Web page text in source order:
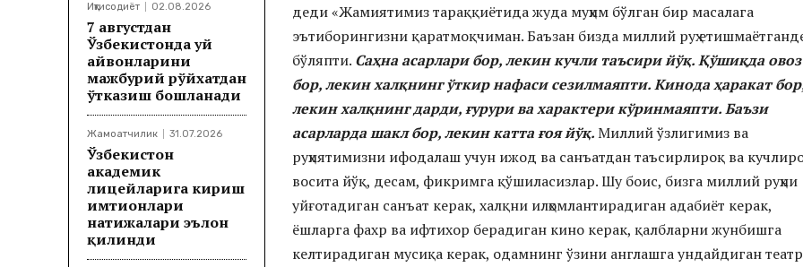
Иқтисодиёт 02.08.2026
7 августдан
Ўзбекистонда уй
ҳайвонларини
мажбурий рўйхатдан
ўтказиш бошланади
Жамоатчилик 31.07.2026
Ўзбекистон
академик
лицейларига кириш
имтиҳонлари
натижалари эълон
қилинди
деди «Жамиятимиз тараққиётида жуда муҳим бўлган бир масалага
эътиборингизни қаратмоқчиман. Баъзан бизда миллий руҳ
бўляпти. Саҳна асарлари бор, лекин кучли таъсири йўқ. Қўшиқда овоз
бор, лекин халқнинг ўткир нафаси сезилмаяпти. Кинода ҳаракат
лекин халқнинг дарди, ғурури ва характери кўринмаяпти. Баъзи
асарларда шакл бор, лекин катта ғоя йўқ.Миллий ўзлигимиз ва
руҳиятимизни ифодалаш учун ижод ва санъатдан таъсирлироқ ва
восита йўқ, десам, фикримга қўшиласизлар. Шу боис, бизга миллий руҳни
уйғотадиган санъат керак, халқни илҳомлантирадиган адабиёт керак,
ёшларга фахр ва ифтихор берадиган кино керак, қалбларни жунбишга
келтирадиган мусиқа керак, одамнинг ўзини англашга ундайдиган театр